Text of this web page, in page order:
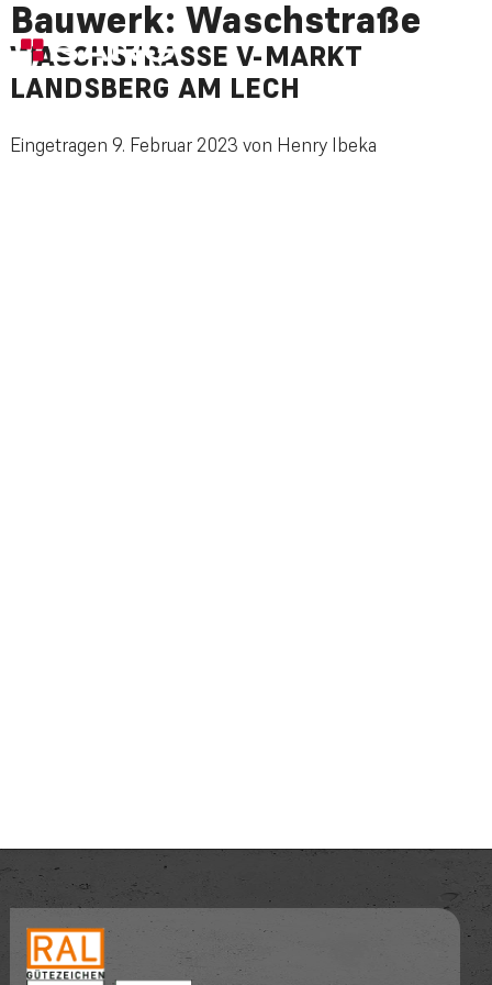
Bauwerk: Waschstraße
WASCHSTRASSE V-MARKT L
ANDSBERG AM LECH
Eingetragen 9. Februar 2023 von Henry Ibeka